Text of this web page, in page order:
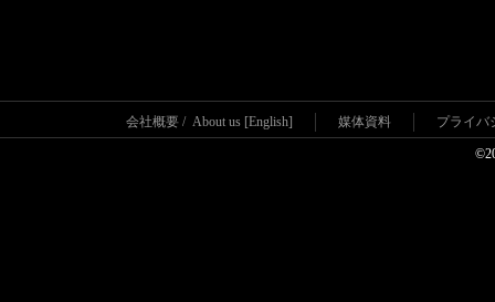
会社概要 / About us [English] 媒体資料 プライバ